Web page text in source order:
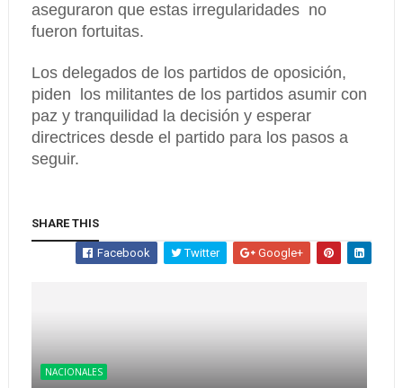
aseguraron que estas irregularidades no
fueron fortuitas.
Los delegados de los partidos de oposición,
piden los militantes de los partidos asumir con
paz y tranquilidad la decisión y esperar
directrices desde el partido para los pasos a
seguir.
SHARE THIS
Facebook Twitter Google+
NACIONALES